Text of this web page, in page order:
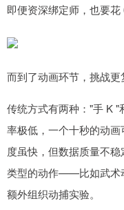
即便资深绑定师，也要花
而到了动画环节，挑战更
传统方式有两种："手 K
率极低，一个十秒的动
度虽快，但数据质量不
类型的动作——比如武术
额外组织动捕实验。